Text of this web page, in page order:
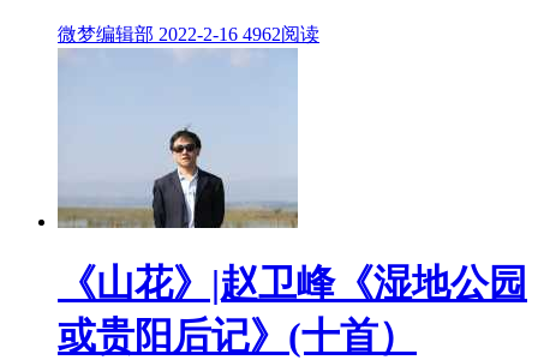
微梦编辑部 2022-2-16 4962阅读
《山花》|赵卫峰《湿地公园
或贵阳后记》(十首）